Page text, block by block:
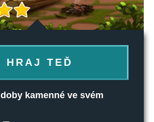
HRAJ TEĎ
kamenné ve svém